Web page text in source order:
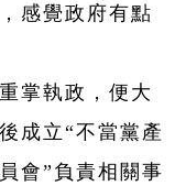
感覺政府有點
掌執政，便大
成立“不當黨產
會”負責相關事